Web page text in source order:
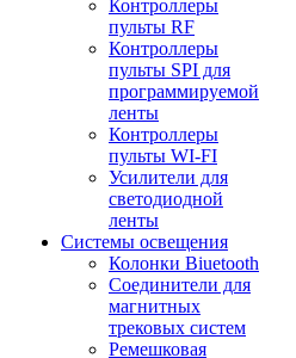
Контроллеры
пульты RF
Контроллеры
пульты SPI для
программируемой
ленты
Контроллеры
пульты WI-FI
Усилители для
светодиодной
ленты
Системы освещения
Колонки Biuetooth
Соединители для
магнитных
трековых систем
Ремешковая